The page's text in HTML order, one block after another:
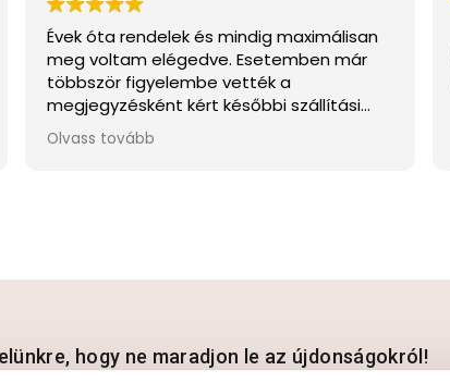
Évek óta rendelek és mindig maximálisan
meg voltam elégedve. Esetemben már
többször figyelembe vették a
megjegyzésként kért későbbi szállítási
napot, eszerint időzítve a feladást, így
mindig át tudtam venni. Ez úton is nagyon
Olvass tovább
hogy ne maradjon le az újdonságokról!